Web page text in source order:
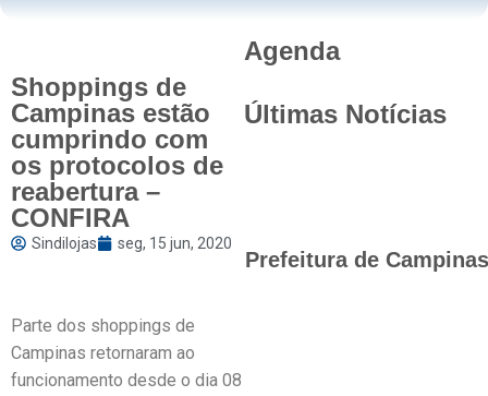
Shoppings de
Campinas estão
cumprindo com
os protocolos de
reabertura –
CONFIRA
Sindilojas seg, 15 jun, 2020
Parte dos shoppings de
Campinas retornaram ao
funcionamento desde o dia 08
Agenda
Últimas Notícias
Prefeitura de